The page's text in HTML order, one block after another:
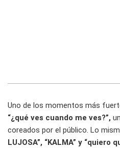
Uno de los momentos más
“¿qué ves cuando me ves?”,
coreados por el público. Lo
LUJOSA”, “KALMA” y “quiero